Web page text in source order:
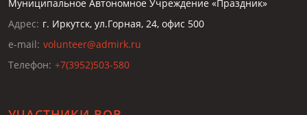
Муниципальное Автономное Учреждение «Праздник»
Адрес: г. Иркутск, ул.Горная, 24, офис 500
e-mail: volunteer@admirk.ru
Телефон: +7(3952)503-580